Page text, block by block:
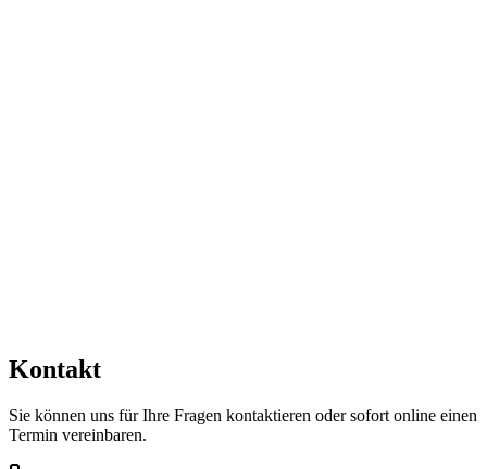
Kontakt
Sie können uns für Ihre Fragen kontaktieren oder sofort online einen
Termin vereinbaren.